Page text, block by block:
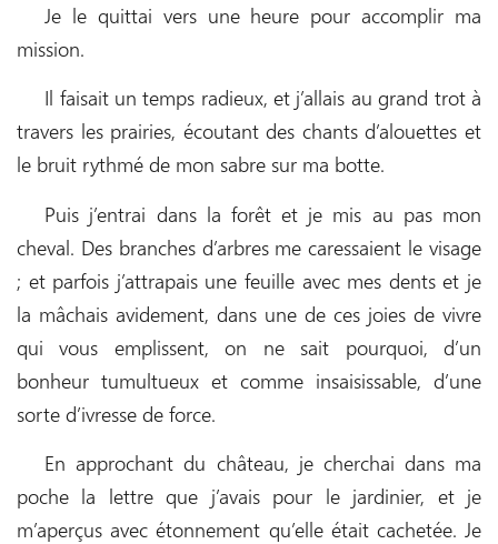
Je le quittai vers une heure pour accomplir ma
mission.
Il faisait un temps radieux, et j’allais au grand trot à
travers les prairies, écoutant des chants d’alouettes et
le bruit rythmé de mon sabre sur ma botte.
Puis j’entrai dans la forêt et je mis au pas mon
cheval. Des branches d’arbres me caressaient le visage
; et parfois j’attrapais une feuille avec mes dents et je
la mâchais avidement, dans une de ces joies de vivre
qui vous emplissent, on ne sait pourquoi, d’un
bonheur tumultueux et comme insaisissable, d’une
sorte d’ivresse de force.
En approchant du château, je cherchai dans ma
poche la lettre que j’avais pour le jardinier, et je
m’aperçus avec étonnement qu’elle était cachetée. Je